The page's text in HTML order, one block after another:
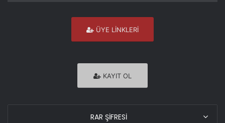
ÜYE LİNKLERİ
KAYIT OL
RAR ŞİFRESİ